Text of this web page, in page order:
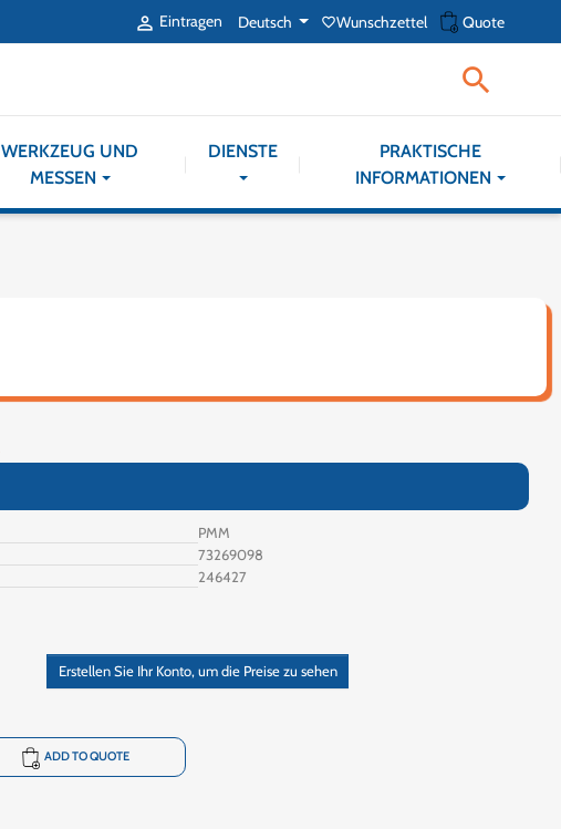
 Eintragen Deutsch favorite_borderWunschzettel shopping_cart Quote

WERKZEUG UND
MESSEN
DIENSTE
PRAKTISCHE
INFORMATIONEN
PMM
73269098
246427
Erstellen Sie Ihr Konto, um die Preise zu sehen
shopping_cart ADD TO QUOTE